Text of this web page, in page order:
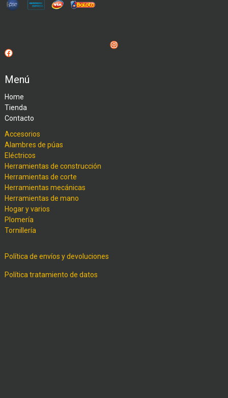
Instagram
Facebook
Menú
Home
Tienda
Contacto
Accesorios
Alambres de púas
Eléctricos
Herramientas de construcción
Herramientas de corte
Herramientas mecánicas
Herramientas de mano
Hogar y varios
Plomería
Tornillería
Política de envíos y devoluciones
Política tratamiento de datos